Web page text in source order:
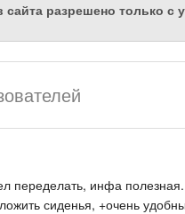
разрешено только с
переделать, инфа
сиденья, +очень